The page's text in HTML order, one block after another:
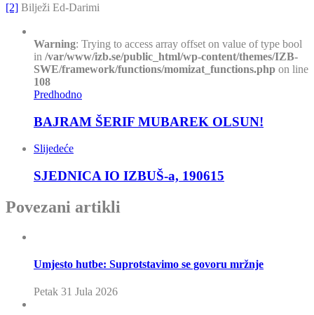
[2] Bilježi Ed-Darimi
Warning: Trying to access array offset on value of type bool
in /var/www/izb.se/public_html/wp-content/themes/IZB-
SWE/framework/functions/momizat_functions.php on line
108
Predhodno
BAJRAM ŠERIF MUBAREK OLSUN!
Slijedeće
SJEDNICA IO IZBUŠ-a, 190615
Povezani artikli
Umjesto hutbe: Suprotstavimo se govoru mržnje
Petak 31 Jula 2026